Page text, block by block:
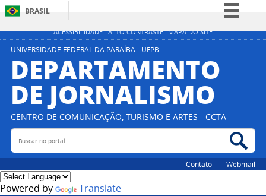
ACESSIBILIDADE ALTO CONTRASTE MAPA DO SITE
BRASIL
Simplifique!
Participe
Acesso à informação
Legislação
UNIVERSIDADE FEDERAL DA PARAÍBA - UFPB
DEPARTAMENTO
DE JORNALISMO
CENTRO DE COMUNICAÇÃO, TURISMO E ARTES - CCTA
Buscar no portal
Contato Webmail
Powered by Translate